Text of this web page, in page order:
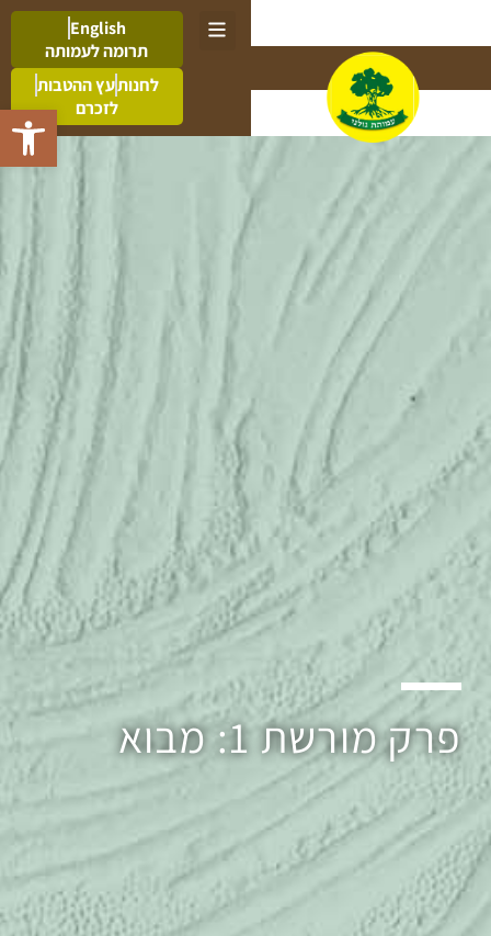
פתח
English
תרומה לעמותה
לחנותעץ ההטבות
לזכרם
פרק מורשת 1: מבוא